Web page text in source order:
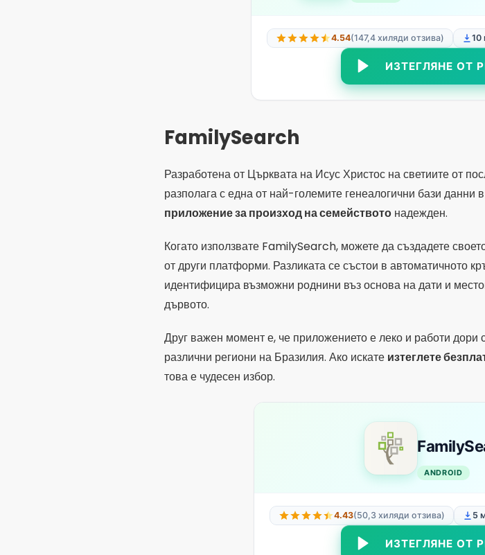
приложение за произход на семействотонадежден.
Когато използвате FamilySearch, можете да създадете
от други платформи. Разликата се състои в автоматичното
дървото.
различни региони на Бразилия. Ако искате
изтеглете
това е чудесен избор.
4.43(50,3 хиляди отзива) 5
Geneanet е отлична алтернатива за тези, които искат да се
и да разглеждате записи, споделени от
Реклама -